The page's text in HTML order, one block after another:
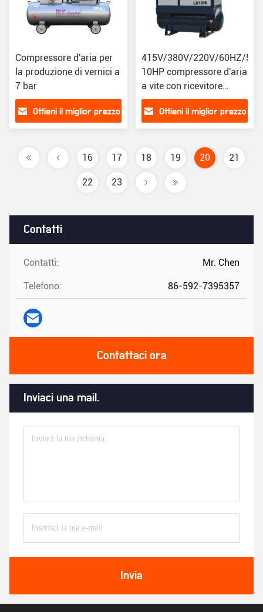
Contatti
Contatti: Mr. Chen
Telefono: 86-592-7395357
Contattaci ora
Inviaci una mail.
Invia
Compressore d'aria per
la produzione di vernici a
7 bar
Ottieni il miglior prezzo
415V/380V/220V/60HZ/
10HP compressore d'aria
a vite con ricevitore
d'aria e fonte di
alimentazione CA
Ottieni il miglior prezzo
16 17 18 19 20 21
22 23